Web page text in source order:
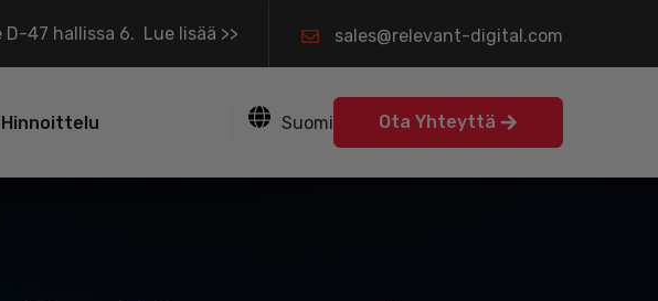
D-47 hallissa 6. Lue lisää >> sales@relevant-digital.com
Hinnoittelu Suomi Ota Yhteyttä